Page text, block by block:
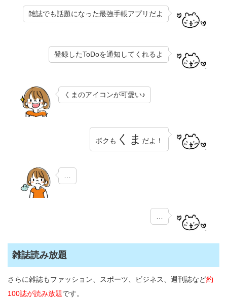
雑誌でも話題になった最強手帳アプリだよ
登録したToDoを通知してくれるよ
くまのアイコンが可愛い♪
ボクも くま だよ！
雑誌読み放題
さらに雑誌もファッション、スポーツ、ビジネス、週刊誌など約
100誌が読み放題です。